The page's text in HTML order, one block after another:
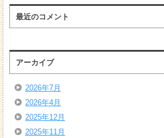
最近のコメント
アーカイブ
2026年7月
2026年4月
2025年12月
2025年11月